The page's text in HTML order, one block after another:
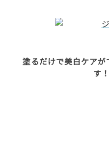
塗るだけで美白ケア
す